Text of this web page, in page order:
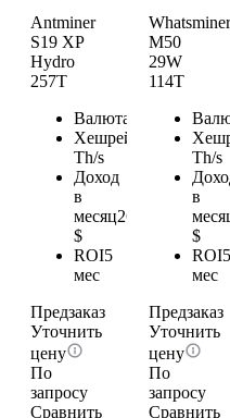
Antminer
S19 XP
Hydro
257T
Валюта
Хешрейт
Th/s
Доход
в
месяц269.85
$
ROI5
мес
Предзаказ
Уточнить
цену
По
запросу
Сравнить
M50
29W
114T
Th/s
в
$
ROI5
мес
Предзаказ
Уточнить
цену
По
запросу
Сравнить